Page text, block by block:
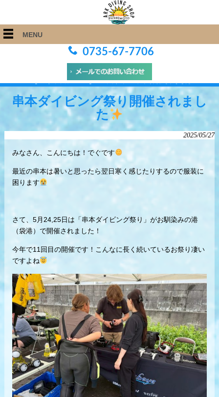
MENU
0735-67-7706
ARK Diving Shop 串本店 > Blog > 串本ダイビング祭り開催されました
串本ダイビング祭り開催されまし
た
2025/05/27
みなさん、こんにちは！でぐです
最近の串本は暑いと思ったら翌日寒く感じたりするので服装に
困ります
さて、5月24,25日は「串本ダイビング祭り」がお馴染みの港
（袋港）で開催されました！
今年で11回目の開催です！こんなに長く続いているお祭り凄い
ですよね